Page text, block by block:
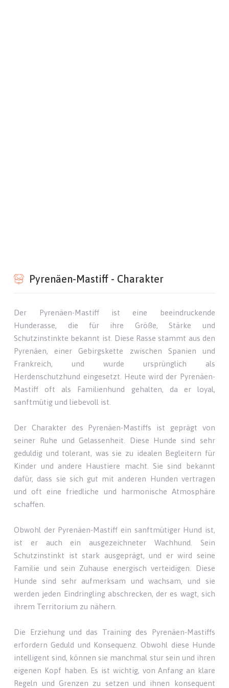
Pyrenäen-Mastiff - Charakter
Der Pyrenäen-Mastiff ist eine beeindruckende
Hunderasse, die für ihre Größe, Stärke und
Schutzinstinkte bekannt ist. Diese Rasse stammt aus den
Pyrenäen, einer Gebirgskette zwischen Spanien und
Frankreich, und wurde ursprünglich als
Herdenschutzhund eingesetzt. Heute wird der Pyrenäen-
Mastiff oft als Familienhund gehalten, da er loyal,
sanftmütig und liebevoll ist.
Der Charakter des Pyrenäen-Mastiffs ist geprägt von
seiner Ruhe und Gelassenheit. Diese Hunde sind sehr
geduldig und tolerant, was sie zu idealen Begleitern für
Kinder und andere Haustiere macht. Sie sind bekannt
dafür, dass sie sich gut mit anderen Hunden vertragen
und oft eine friedliche und harmonische Atmosphäre
schaffen.
Obwohl der Pyrenäen-Mastiff ein sanftmütiger Hund ist,
ist er auch ein ausgezeichneter Wachhund. Sein
Schutzinstinkt ist stark ausgeprägt, und er wird seine
Familie und sein Zuhause energisch verteidigen. Diese
Hunde sind sehr aufmerksam und wachsam, und sie
werden jeden Eindringling abschrecken, der es wagt, sich
ihrem Territorium zu nähern.
Die Erziehung und das Training des Pyrenäen-Mastiffs
erfordern Geduld und Konsequenz. Obwohl diese Hunde
intelligent sind, können sie manchmal stur sein und ihren
eigenen Kopf haben. Es ist wichtig, von Anfang an klare
Regeln und Grenzen zu setzen und ihnen konsequent